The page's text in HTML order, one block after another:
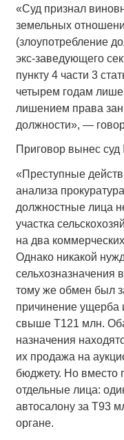
«Суд признал
земельных
(злоупотребление
экс-заведующего
пункту 4 части 3
четырем годам
лишением права
должности», —
Приговор вынес
«Преступные
анализа
должностные лица
участка
на два
Однако никакой
сельхозназначения
тому же обмен был
причинение ущерба
свыше Т121 млн.
назначения
их продажа на
бюджету. Но вместо
отдельные лица:
автосалону за Т93
органе.